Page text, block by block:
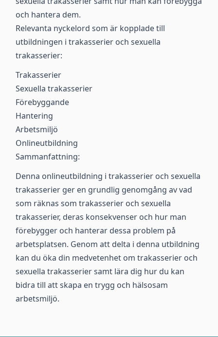
och hantera dem.
Relevanta nyckelord som är kopplade till
utbildningen i trakasserier och sexuella
trakasserier:
Trakasserier
Sexuella trakasserier
Förebyggande
Hantering
Arbetsmiljö
Onlineutbildning
Sammanfattning:
Denna onlineutbildning i trakasserier och sexuella
trakasserier ger en grundlig genomgång av vad
som räknas som trakasserier och sexuella
trakasserier, deras konsekvenser och hur man
förebygger och hanterar dessa problem på
arbetsplatsen. Genom att delta i denna utbildning
kan du öka din medvetenhet om trakasserier och
sexuella trakasserier samt lära dig hur du kan
bidra till att skapa en trygg och hälsosam
arbetsmiljö.